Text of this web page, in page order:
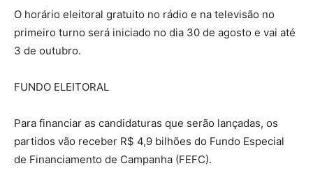
O horário eleitoral gratuito no rádio e na televisão no
primeiro turno será iniciado no dia 30 de agosto e vai até
3 de outubro.
FUNDO ELEITORAL
Para financiar as candidaturas que serão lançadas, os
partidos vão receber R$ 4,9 bilhões do Fundo Especial
de Financiamento de Campanha (FEFC).